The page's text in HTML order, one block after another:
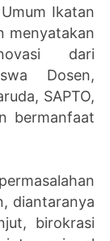
Ikatan
menyatakan
dari
Dosen,
SAPTO,
bermanfaat
diantaranya
birokrasi